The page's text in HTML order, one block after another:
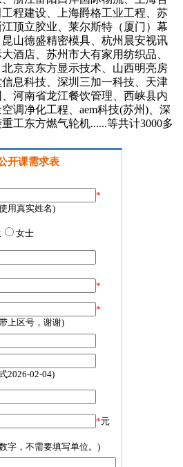
程建设、上海爵格工业工程、苏
顶立胶业、莱尔斯特（厦门）幕
山德盛精密模具、杭州晨安视讯
酒店、苏州市大有家用纺织品、
京京东方显示技术、山西明亮房
息科技、深圳三加一科技、天津
河南省龙江餐饮管理、西峡县内
调净化工程、aem科技(苏州)、深
工东方燃气轮机......等共计3000多
开课需求表
*
用真实姓名)
女士
*
*
上区号，谢谢)
2026-02-04)
*元
字，不需要填写单位。)